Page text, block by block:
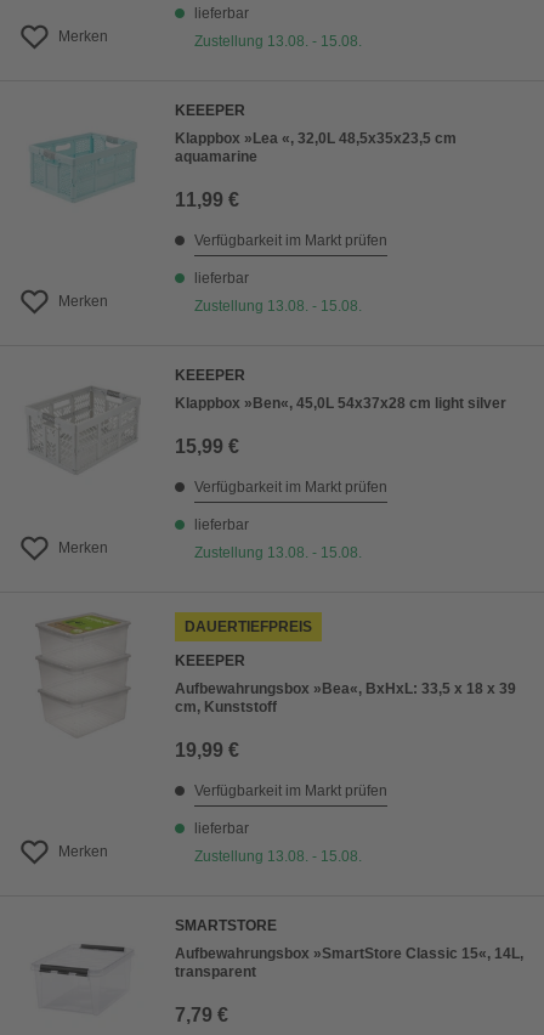
Merken
lieferbar
Zustellung 13.08. - 15.08.
Merken
KEEEPER
Klappbox »Lea «, 32,0L 48,5x35x23,5 cm
aquamarine
11,99 €
Verfügbarkeit im Markt prüfen
lieferbar
Zustellung 13.08. - 15.08.
Merken
KEEEPER
Klappbox »Ben«, 45,0L 54x37x28 cm light silver
15,99 €
Verfügbarkeit im Markt prüfen
lieferbar
Zustellung 13.08. - 15.08.
Merken
DAUERTIEFPREIS
KEEEPER
Aufbewahrungsbox »Bea«, BxHxL: 33,5 x 18 x 39
cm, Kunststoff
19,99 €
Verfügbarkeit im Markt prüfen
lieferbar
Zustellung 13.08. - 15.08.
SMARTSTORE
Aufbewahrungsbox »SmartStore Classic 15«, 14L,
transparent
7,79 €